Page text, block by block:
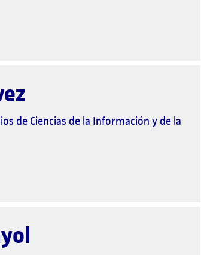
de Ciencias de la Información y de la